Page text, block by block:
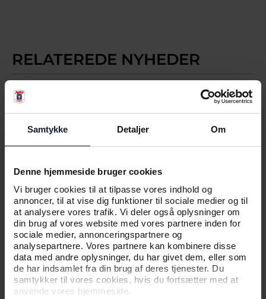
Samtykke Detaljer Om
Denne hjemmeside bruger cookies
Vi bruger cookies til at tilpasse vores indhold og
annoncer, til at vise dig funktioner til sociale medier og til
at analysere vores trafik. Vi deler også oplysninger om
din brug af vores website med vores partnere inden for
sociale medier, annonceringspartnere og
analysepartnere. Vores partnere kan kombinere disse
data med andre oplysninger, du har givet dem, eller som
de har indsamlet fra din brug af deres tjenester. Du
samtykker til vores cookies, hvis du fortsætter med at
anvende vores hjemmeside.
RELATEREDE NYHEDER
NYHED
AGF TALENT KLAR TIL NY SÆSON